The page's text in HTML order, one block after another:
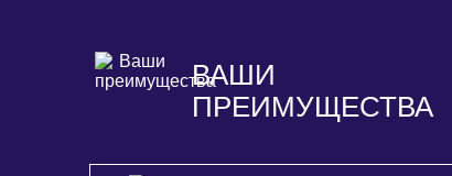
ВАШИ
ПРЕИМУЩЕСТВА